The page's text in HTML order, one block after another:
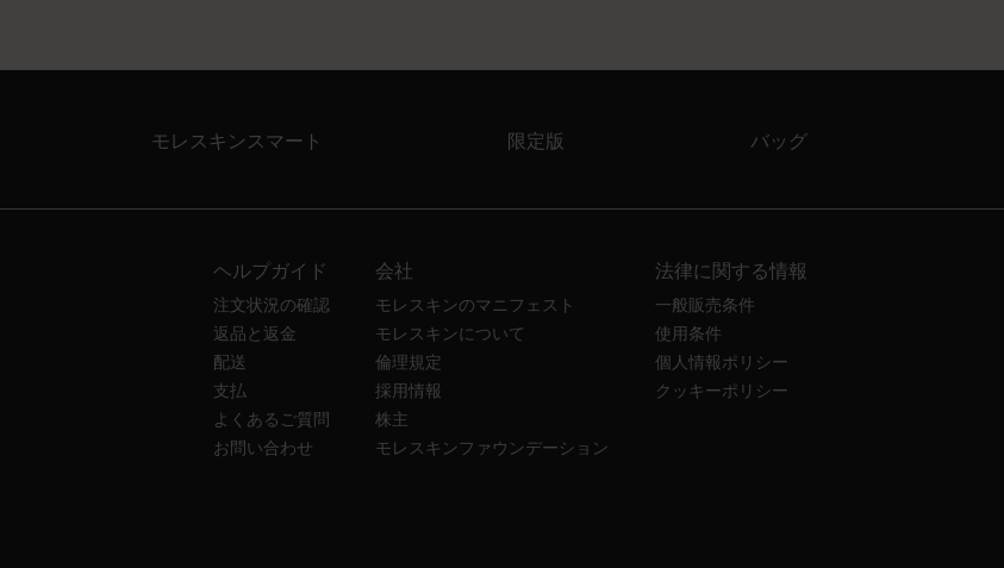
モレスキンスマート 限定版 バッグ
ヘルプガイド
注文状況の確認
返品と返金
配送
支払
よくあるご質問
お問い合わせ
会社
モレスキンのマニフェスト
モレスキンについて
倫理規定
採用情報
株主
モレスキンファウンデーション
法律に関する情報
一般販売条件
使用条件
個人情報ポリシー
クッキーポリシー